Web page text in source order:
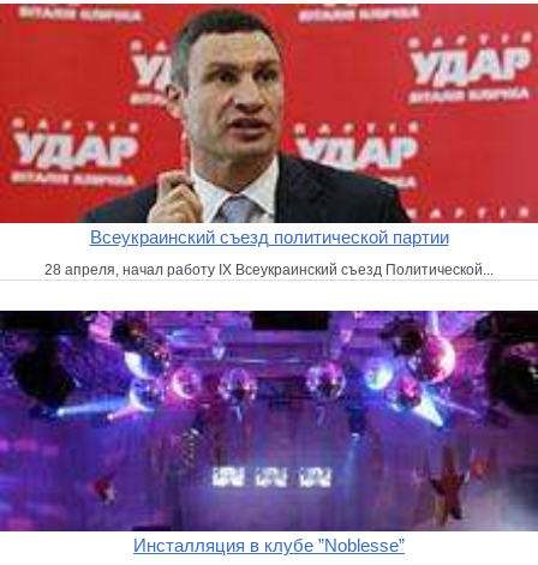
Всеукраинский съезд политической партии
28 апреля, начал работу IX Всеукраинский съезд Политической...
Инсталляция в клубе ”Noblesse”